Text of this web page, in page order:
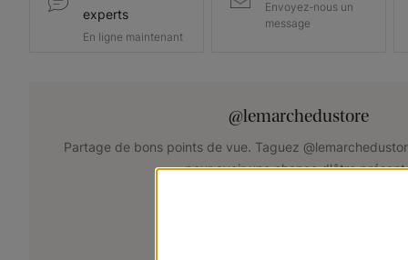
experts
En ligne maintenant
Envoyez-nous un
message
@lemarchedustore
Partage de bons points de vue. Taguez
pour avoir une chance d'être